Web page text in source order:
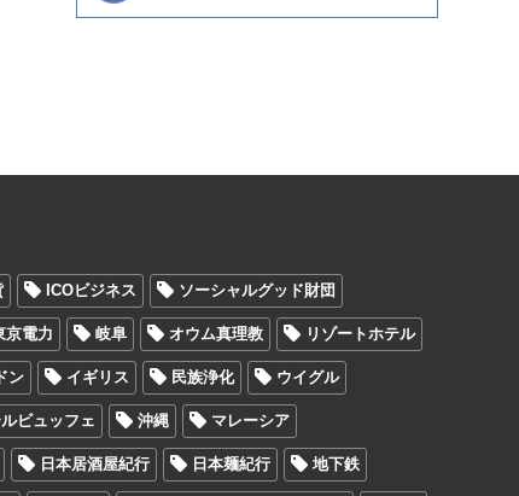
ICOビジネス ソーシャルグッド財団
京電力 岐阜 オウム真理教 リゾートホテル
ン イギリス 民族浄化 ウイグル
ビュッフェ 沖縄 マレーシア
日本居酒屋紀行 日本麺紀行 地下鉄